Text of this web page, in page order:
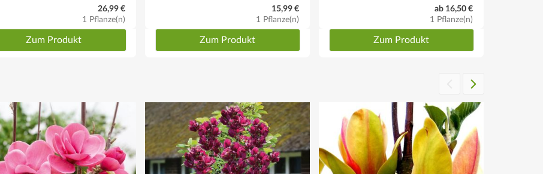
26,99 €
1 Pflanze(n)
Zum Produkt
15,99 €
1 Pflanze(n)
Zum Produkt
ab 16,50 €
1 Pflanze(n)
Zum Produkt